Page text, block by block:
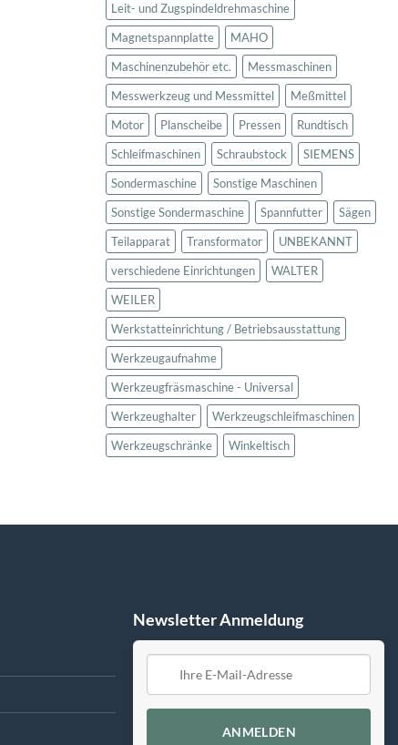
Leit- und Zugspindeldrehmaschine
Magnetspannplatte
MAHO
Maschinenzubehör etc.
Messmaschinen
Messwerkzeug und Messmittel
Meßmittel
Motor
Planscheibe Pressen
Rundtisch
Schleifmaschinen
Schraubstock
SIEMENS
Sondermaschine
Sonstige Maschinen
Sonstige Sondermaschine
Spannfutter
Sägen
Teilapparat
Transformator
UNBEKANNT
verschiedene Einrichtungen
WALTER
WEILER
Werkstatteinrichtung / Betriebsausstattung
Werkzeugaufnahme
Werkzeugfräsmaschine - Universal
Werkzeughalter
Werkzeugschleifmaschinen
Werkzeugschränke
Winkeltisch
Newsletter Anmeldung
ANMELDEN